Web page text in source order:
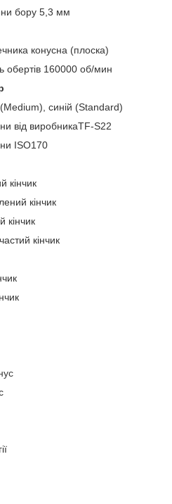
бору 5,3 мм
конусна (плоска)
обертів 160000 об/мин
(Medium), синій (Standard)
від виробникаTF-S22
ISO170
кінчик
кінчик
кінчик
кінчик